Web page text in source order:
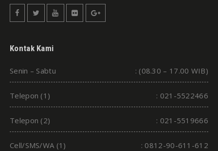
Kontak Kami
Senin – Sabtu : (08.30 – 17.00 WIB)
Telepon (1) : 021-5522466
Telepon (2) : 021-5519666
Cell/SMS/WA (1) : 0812-90-611-612